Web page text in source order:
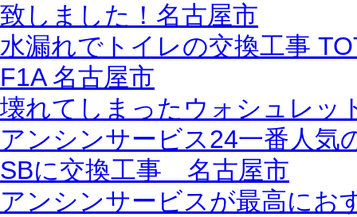
致しました！名古屋市
水漏れでトイレの交換工事
F1A 名古屋市
壊れてしまったウォシュレッ
アンシンサービス24一番人気
SBに交換工事 名古屋市
アンシンサービスが最高にお